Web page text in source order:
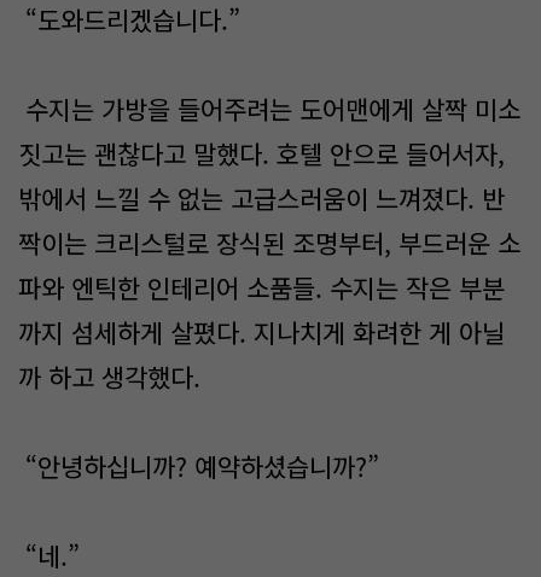
“도와드리겠습니다.”
수지는 가방을 들어주려는 도어맨에게 살짝 미소
짓고는 괜찮다고 말했다. 호텔 안으로 들어서자,
밖에서 느낄 수 없는 고급스러움이 느껴졌다. 반
짝이는 크리스털로 장식된 조명부터, 부드러운 소
파와 엔틱한 인테리어 소품들. 수지는 작은 부분
까지 섬세하게 살폈다. 지나치게 화려한 게 아닐
까 하고 생각했다.
“안녕하십니까? 예약하셨습니까?”
“네.”